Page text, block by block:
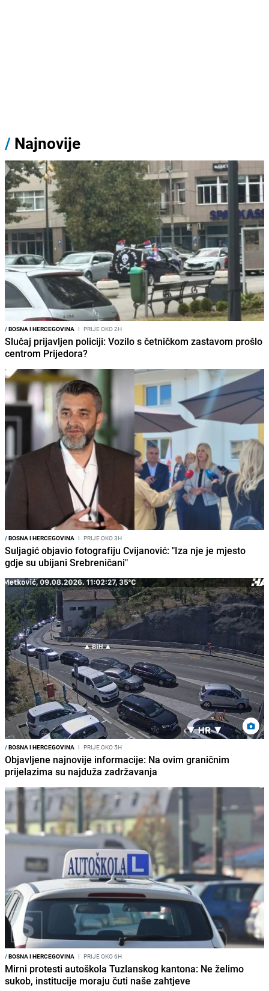
/ Najnovije
/BOSNA I HERCEGOVINA I PRIJE OKO 2H
Slučaj prijavljen policiji: Vozilo s četničkom zastavom prošlo
centrom Prijedora?
/BOSNA I HERCEGOVINA I PRIJE OKO 3H
Suljagić objavio fotografiju Cvijanović: "Iza nje je mjesto
gdje su ubijani Srebreničani"
/BOSNA I HERCEGOVINA I PRIJE OKO 5H
Objavljene najnovije informacije: Na ovim graničnim
prijelazima su najduža zadržavanja
/BOSNA I HERCEGOVINA I PRIJE OKO 6H
Mirni protesti autoškola Tuzlanskog kantona: Ne želimo
sukob, institucije moraju čuti naše zahtjeve